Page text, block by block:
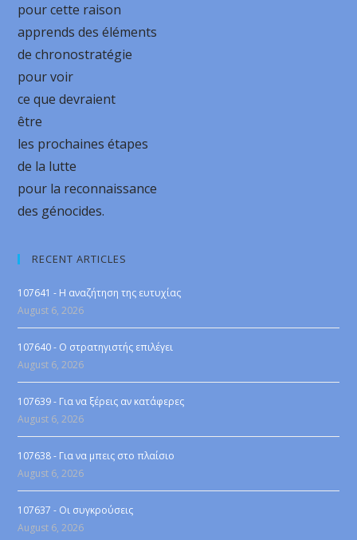
pour cette raison
apprends des éléments
de chronostratégie
pour voir
ce que devraient
être
les prochaines étapes
de la lutte
pour la reconnaissance
des génocides.
RECENT ARTICLES
107641 - Η αναζήτηση της ευτυχίας
August 6, 2026
107640 - Ο στρατηγιστής επιλέγει
August 6, 2026
107639 - Για να ξέρεις αν κατάφερες
August 6, 2026
107638 - Για να μπεις στο πλαίσιο
August 6, 2026
107637 - Οι συγκρούσεις
August 6, 2026